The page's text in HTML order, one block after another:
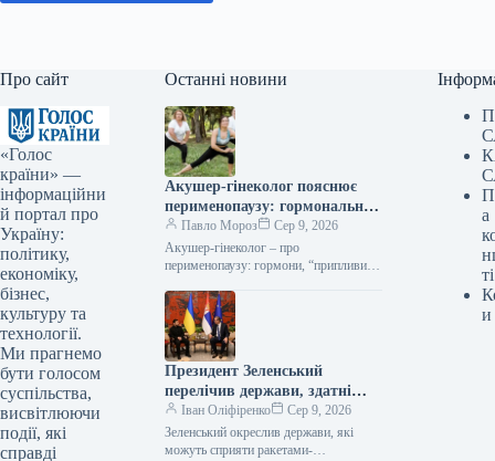
Про сайт
«Голос
країни» —
інформаційни
й портал про
Україну:
політику,
економіку,
бізнес,
культуру та
технології.
Ми прагнемо
бути голосом
суспільства,
висвітлюючи
події, які
справді
Останні новини
Акушер-гінеколог пояснює
перименопаузу: гормональні
зміни, гарячі хвилі та інші
хвилювання жінок за 40.
Павло Мороз
Сер 9, 2026
Акушер-гінеколог – про
перименопаузу: гормони, “припливи”
magnific.com Підпишіться на нас в
Google додати…
Президент Зеленський
перелічив держави, здатні
надати підтримку у вигляді
ракет-перехоплювачів.
Іван Оліфіренко
Сер 9, 2026
Зеленський окреслив держави, які
можуть сприяти ракетами-
а
ті
и